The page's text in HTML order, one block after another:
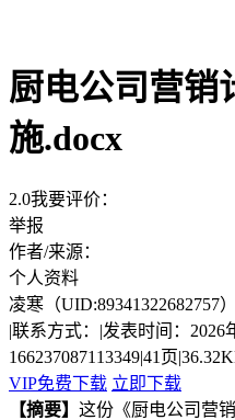
厨电公司营销
施.docx
2.0我要评价：
举报
作者/来源：
个人资料
凌寒 （UID:89341322682757）
|联系方式： |发表时间：2026
166237087113349|41页|
VIP免费下载 立即下载
【摘要】 这份《厨电公司营